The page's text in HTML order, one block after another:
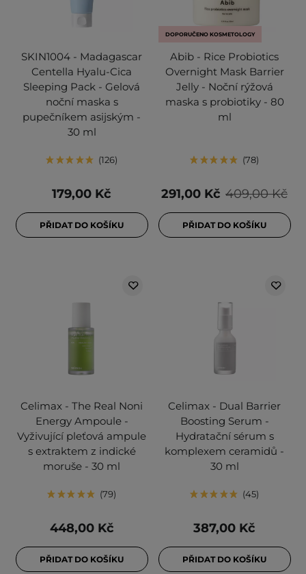
SKIN1004 - Madagascar
Centella Hyalu-Cica
Sleeping Pack - Gelová
noční maska s
pupečníkem asijským -
30 ml
126
179,00 Kč
PŘIDAT DO KOŠÍKU
DOPORUČENO KOSMETOLOGY
Abib - Rice Probiotics
Overnight Mask Barrier
Jelly - Noční rýžová
maska s probiotiky - 80
ml
78
409,00 Kč
291,00 Kč
PŘIDAT DO KOŠÍKU
Celimax - The Real Noni
Energy Ampoule -
Vyživující pleťová ampule
s extraktem z indické
moruše - 30 ml
79
448,00 Kč
PŘIDAT DO KOŠÍKU
Celimax - Dual Barrier
Boosting Serum -
Hydratační sérum s
komplexem ceramidů -
30 ml
45
387,00 Kč
PŘIDAT DO KOŠÍKU